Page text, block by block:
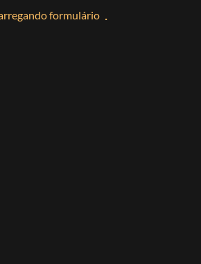
formulário